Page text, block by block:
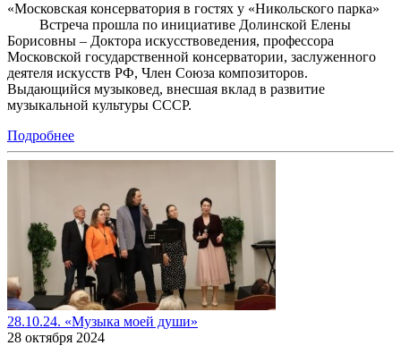
«Московская консерватория в гостях у «Никольского парка»
Встреча прошла по инициативе Долинской Елены
Борисовны – Доктора искусствоведения, профессора
Московской государственной консерватории, заслуженного
деятеля искусств РФ, Член Союза композиторов.
Выдающийся музыковед, внесшая вклад в развитие
музыкальной культуры СССР.
Подробнее
28.10.24. «Музыка моей души»
28 октября 2024